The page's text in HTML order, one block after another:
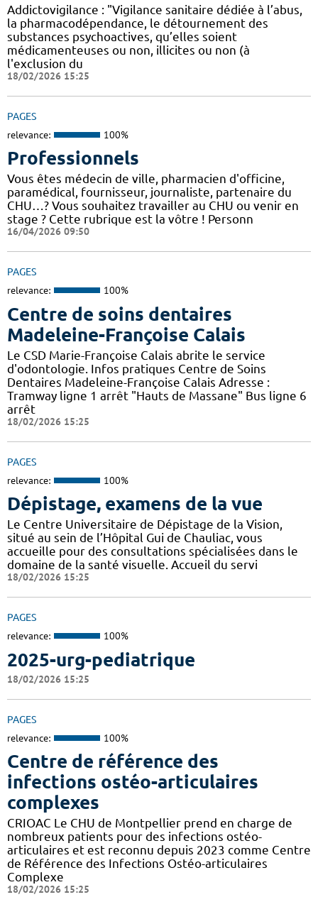
Addictovigilance : "Vigilance sanitaire dédiée à l’abus,
la pharmacodépendance, le détournement des
substances psychoactives, qu’elles soient
médicamenteuses ou non, illicites ou non (à
l'exclusion du
18/02/2026 15:25
PAGES
relevance: 100%
Professionnels
Vous êtes médecin de ville, pharmacien d'officine,
paramédical, fournisseur, journaliste, partenaire du
CHU…? Vous souhaitez travailler au CHU ou venir en
stage ? Cette rubrique est la vôtre ! Personn
16/04/2026 09:50
PAGES
relevance: 100%
Centre de soins dentaires
Madeleine-Françoise Calais
Le CSD Marie-Françoise Calais abrite le service
d'odontologie. Infos pratiques Centre de Soins
Dentaires Madeleine-Françoise Calais Adresse :
Tramway ligne 1 arrêt "Hauts de Massane" Bus ligne 6
arrêt
18/02/2026 15:25
PAGES
relevance: 100%
Dépistage, examens de la vue
Le Centre Universitaire de Dépistage de la Vision,
situé au sein de l’Hôpital Gui de Chauliac, vous
accueille pour des consultations spécialisées dans le
domaine de la santé visuelle. Accueil du servi
18/02/2026 15:25
PAGES
relevance: 100%
2025-urg-pediatrique
18/02/2026 15:25
PAGES
relevance: 100%
Centre de référence des
infections ostéo-articulaires
complexes
CRIOAC Le CHU de Montpellier prend en charge de
nombreux patients pour des infections ostéo-
articulaires et est reconnu depuis 2023 comme Centre
de Référence des Infections Ostéo-articulaires
Complexe
18/02/2026 15:25